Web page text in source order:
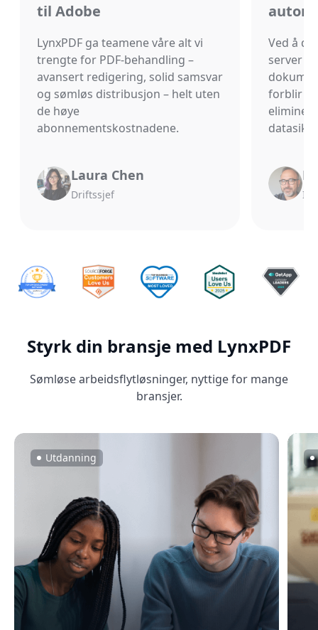
til Adobe
LynxPDF ga teamene våre alt vi
trengte for PDF-behandling –
avansert redigering, solid samsvar
og sømløs distribusjon – helt uten
de høye
abonnementskostnadene.
Laura Chen
Driftssjef
Ved å
server
forblir i
IT-
Styrk din bransje med LynxPDF
Sømløse arbeidsflytløsninger, nyttige for mange
bransjer.
Utdanning